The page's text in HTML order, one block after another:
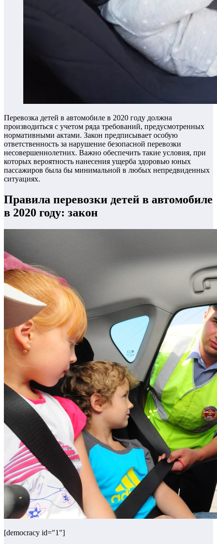
Перевозка детей в автомобиле в 2020 году должна
производиться с учетом ряда требований, предусмотренных
нормативными актами. Закон предписывает особую
ответственность за нарушение безопасной перевозки
несовершеннолетних. Важно обеспечить такие условия, при
которых вероятность нанесения ущерба здоровью юных
пассажиров была бы минимальной в любых непредвиденных
ситуациях.
Правила перевозки детей в автомобиле
в 2020 году: закон
[democracy id="1"]